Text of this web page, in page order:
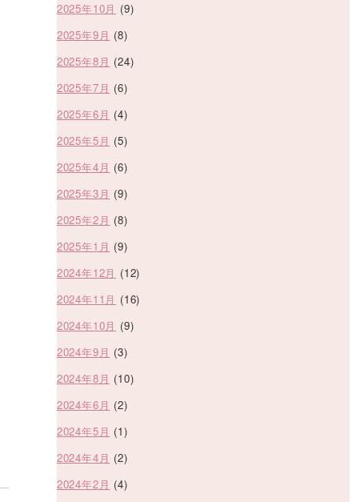
2025年10月 (9)
2025年9月 (8)
2025年8月 (24)
2025年7月 (6)
2025年6月 (4)
2025年5月 (5)
2025年4月 (6)
2025年3月 (9)
2025年2月 (8)
2025年1月 (9)
2024年12月 (12)
2024年11月 (16)
2024年10月 (9)
2024年9月 (3)
2024年8月 (10)
2024年6月 (2)
2024年5月 (1)
2024年4月 (2)
2024年2月 (4)